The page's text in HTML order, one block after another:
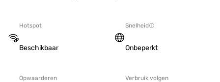
Hotspot
Beschikbaar
Snelheid
Onbeperkt
Opwaarderen Verbruik volgen